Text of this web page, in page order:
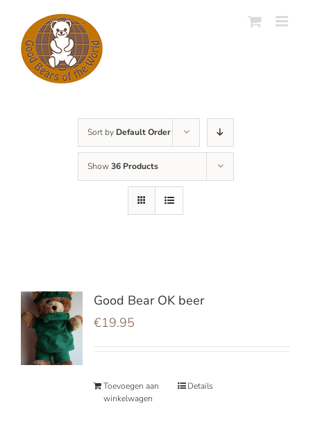
content
Sort by Default Order
Show36 Products
Good Bear OK beer
€19.95
Toevoegen aan
winkelwagen
Details